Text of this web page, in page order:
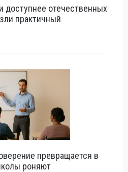
доступнее отечественных
практичный
превращается в
роняют